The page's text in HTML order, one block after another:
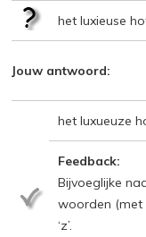
het luxieuse
Jouw antwoord:
het luxueuze
Feedback:
Bijvoeglijke
woorden (met
‘z’.